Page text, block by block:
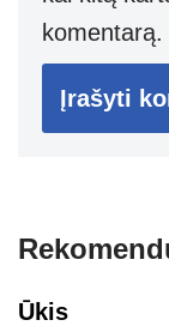
komentarą.
Ūkis